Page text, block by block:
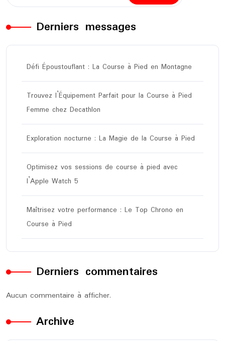
Derniers messages
Défi Époustouflant : La Course à Pied en Montagne
Trouvez l’Équipement Parfait pour la Course à Pied
Femme chez Decathlon
Exploration nocturne : La Magie de la Course à Pied
Optimisez vos sessions de course à pied avec
l’Apple Watch 5
Maîtrisez votre performance : Le Top Chrono en
Course à Pied
Derniers commentaires
Aucun commentaire à afficher.
Archive